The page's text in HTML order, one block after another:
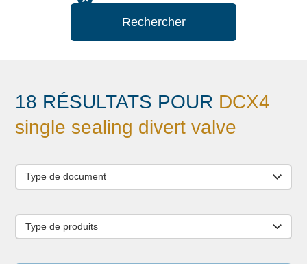
Rechercher
18 RÉSULTATS POUR DCX4
single sealing divert valve
Type de document
Type de produits